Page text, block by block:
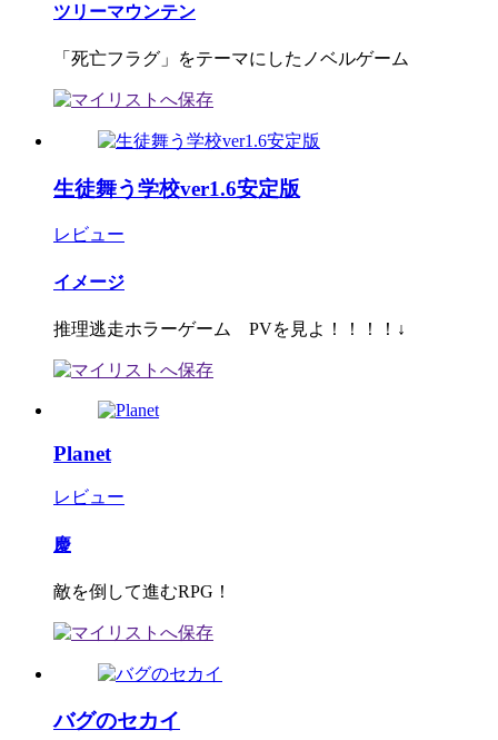
ツリーマウンテン
「死亡フラグ」をテーマにしたノベルゲーム
生徒舞う学校ver1.6安定版
レビュー
イメージ
推理逃走ホラーゲーム PVを見よ！！！！↓
Planet
レビュー
慶
敵を倒して進むRPG！
バグのセカイ